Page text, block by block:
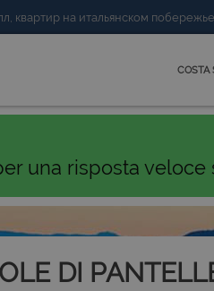
квартир на итальянском побережье
COSTA
una risposta
DI